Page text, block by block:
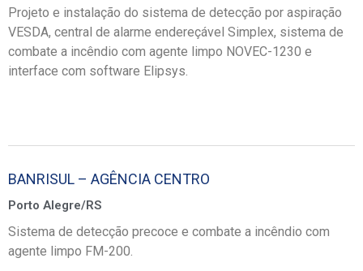
Projeto e instalação do sistema de detecção por aspiração
VESDA, central de alarme endereçável Simplex, sistema de
combate a incêndio com agente limpo NOVEC-1230 e
interface com software Elipsys.
BANRISUL – AGÊNCIA CENTRO
Porto Alegre/RS
Sistema de detecção precoce e combate a incêndio com
agente limpo FM-200.